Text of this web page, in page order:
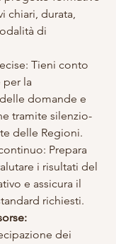
chiari, durata,
di
Tieni conto
per la
domande e
tramite silenzio-
delle Regioni.
Prepara
i risultati del
e assicura il
richiesti.
dei